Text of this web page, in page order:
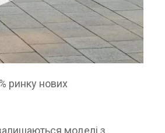
ринку нових